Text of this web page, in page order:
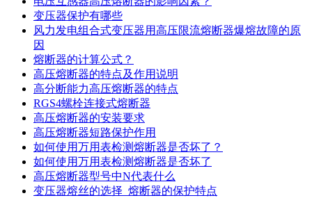
变压器保护有哪些
风力发电组合式变压器用高压限流熔断器爆熔故障的原
因
熔断器的计算公式？
高压熔断器的特点及作用说明
高分断能力高压熔断器的特点
RGS4螺栓连接式熔断器
高压熔断器的安装要求
高压熔断器短路保护作用
如何使用万用表检测熔断器是否坏了？
如何使用万用表检测熔断器是否坏了
高压熔断器型号中N代表什么
变压器熔丝的选择_熔断器的保护特点